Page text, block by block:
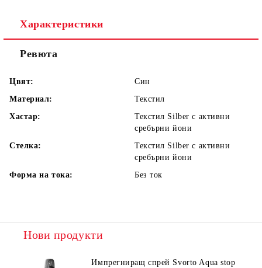
Характеристики
Ревюта
Цвят:
Син
Материал:
Текстил
Хастар:
Текстил Silber с активни
сребърни йони
Стелка:
Текстил Silber с активни
сребърни йони
Форма на тока:
Без ток
Нови продукти
Импрегниращ спрей Svorto Aqua stop